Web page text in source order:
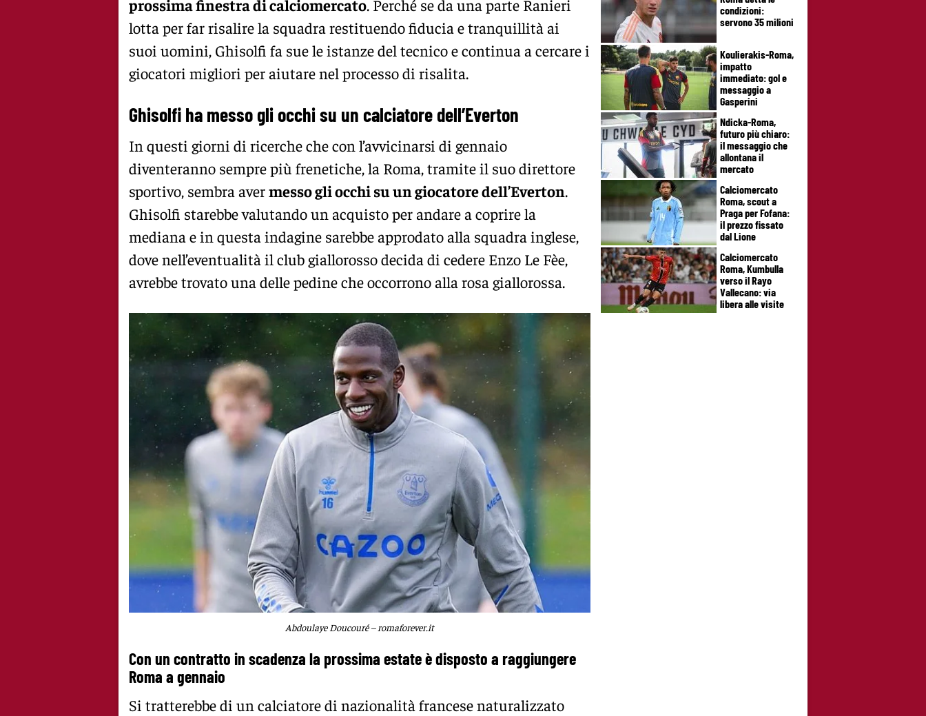
prossima finestra di calciomercato. Perché se da una parte Ranieri
lotta per far risalire la squadra restituendo fiducia e tranquillità ai
suoi uomini, Ghisolfi fa sue le istanze del tecnico e continua a cercare i
giocatori migliori per aiutare nel processo di risalita.
Ghisolfi ha messo gli occhi su un calciatore dell’Everton
In questi giorni di ricerche che con l’avvicinarsi di gennaio
diventeranno sempre più frenetiche, la Roma, tramite il suo direttore
sportivo, sembra avermesso gli occhi su un giocatore dell’Everton.
Ghisolfi starebbe valutando un acquisto per andare a coprire la
mediana e in questa indagine sarebbe approdato alla squadra inglese,
dove nell’eventualità il club giallorosso decida di cedere Enzo Le Fèe,
avrebbe trovato una delle pedine che occorrono alla rosa giallorossa.
Abdoulaye Doucouré – romaforever.it
Con un contratto in scadenza la prossima estate è disposto a raggiungere
Roma a gennaio
Si tratterebbe di un calciatore di nazionalità francese naturalizzato
condizioni:
servono 35 milioni
Koulierakis-Roma,
impatto
immediato: gol e
messaggio a
Gasperini
Ndicka-Roma,
futuro più chiaro:
il messaggio che
allontana il
mercato
Calciomercato
Roma, scout a
Praga per Fofana:
il prezzo fissato
dal Lione
Calciomercato
Roma, Kumbulla
verso il Rayo
Vallecano: via
libera alle visite